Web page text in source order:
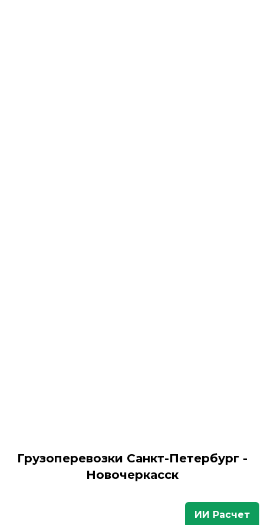
Грузоперевозки Санкт-Петербург -
Новочеркасск
ИИ Расчет